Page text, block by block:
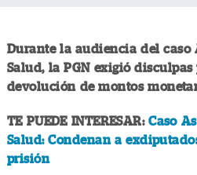
Durante la audiencia del
Salud, la PGN exigió
devolución de montos
TE PUEDE INTERESAR:Caso
Salud: Condenan a
prisión